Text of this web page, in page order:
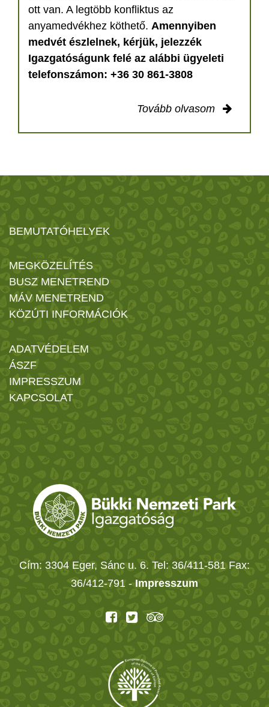
ott van. A legtöbb konfliktus az
anyamedvékhez köthető. Amennyiben
medvét észlelnek, kérjük, jelezzék
Igazgatóságunk felé az alábbi ügyeleti
telefonszámon: +36 30 861-3808
Tovább olvasom
BEMUTATÓHELYEK
MEGKÖZELÍTÉS
BUSZ MENETREND
MÁV MENETREND
KÖZÚTI INFORMÁCIÓK
ADATVÉDELEM
ÁSZF
IMPRESSZUM
KAPCSOLAT
Cím: 3304 Eger, Sánc u. 6. Tel: 36/411-581 Fax:
36/412-791 - Impresszum